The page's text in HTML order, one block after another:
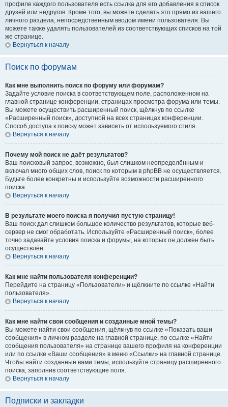
профиле каждого пользователя есть ссылка для его добавления в список
друзей или недругов. Кроме того, вы можете сделать это прямо из вашего
личного раздела, непосредственным вводом имени пользователя. Вы
можете также удалять пользователей из соответствующих списков на той
же странице.
Вернуться к началу
Поиск по форумам
Как мне выполнить поиск по форуму или форумам?
Задайте условие поиска в соответствующем поле, расположенном на
главной странице конференции, страницах просмотра форума или темы.
Вы можете осуществить расширенный поиск, щёлкнув по ссылке
«Расширенный поиск», доступной на всех страницах конференции.
Способ доступа к поиску может зависеть от используемого стиля.
Вернуться к началу
Почему мой поиск не даёт результатов?
Ваш поисковый запрос, возможно, был слишком неопределённым и
включал много общих слов, поиск по которым в phpBB не осуществляется.
Будьте более конкретны и используйте возможности расширенного
поиска.
Вернуться к началу
В результате моего поиска я получил пустую страницу!
Ваш поиск дал слишком большое количество результатов, которые веб-
сервер не смог обработать. Используйте «Расширенный поиск», более
точно задавайте условия поиска и форумы, на которых он должен быть
осуществлён.
Вернуться к началу
Как мне найти пользователя конференции?
Перейдите на страницу «Пользователи» и щёлкните по ссылке «Найти
пользователя».
Вернуться к началу
Как мне найти свои сообщения и созданные мной темы?
Вы можете найти свои сообщения, щёлкнув по ссылке «Показать ваши
сообщения» в личном разделе на главной странице, по ссылке «Найти
сообщения пользователя» на странице вашего профиля на конференции
или по ссылке «Ваши сообщения» в меню «Ссылки» на главной странице.
Чтобы найти созданные вами темы, используйте страницу расширенного
поиска, заполнив соответствующие поля.
Вернуться к началу
Подписки и закладки